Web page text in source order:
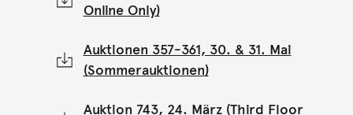
Online Only)
Auktionen 357-361, 30. & 31. Mai
(Sommerauktionen)
Auktion 743, 24. März (Third Floor